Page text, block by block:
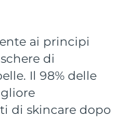
ai principi
di
Il 98% delle
di skincare dopo
stimata
stimata
10/08/2026